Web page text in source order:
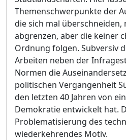
Themenschwerpunkte der
die sich mal überschneiden,
abgrenzen, aber die keiner
Ordnung folgen. Subversiv
Arbeiten neben der
Normen die
politischen Vergangenheit
den letzten 40 Jahren von
Demokratie entwickelt hat.
Problematisierung des
wiederkehrendes Motiv.